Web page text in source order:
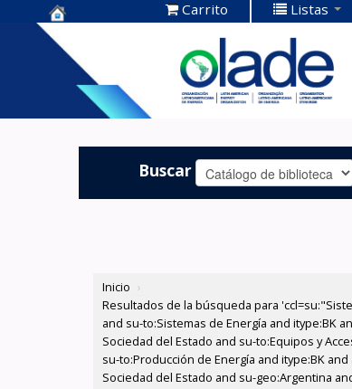
Centro de
Documentación
OLADE -
Carrito Listas
Buscar
Inicio ›
Resultados de la búsqueda para
and su-to:Sistemas de Energía and itype:BK
Sociedad del Estado and su-to:Equipos y
su-to:Producción de Energía and itype:BK and
Sociedad del Estado and su-geo:Argentina